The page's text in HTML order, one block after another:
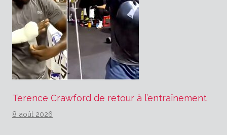
Terence Crawford de retour à l’entraînement
8 août 2026